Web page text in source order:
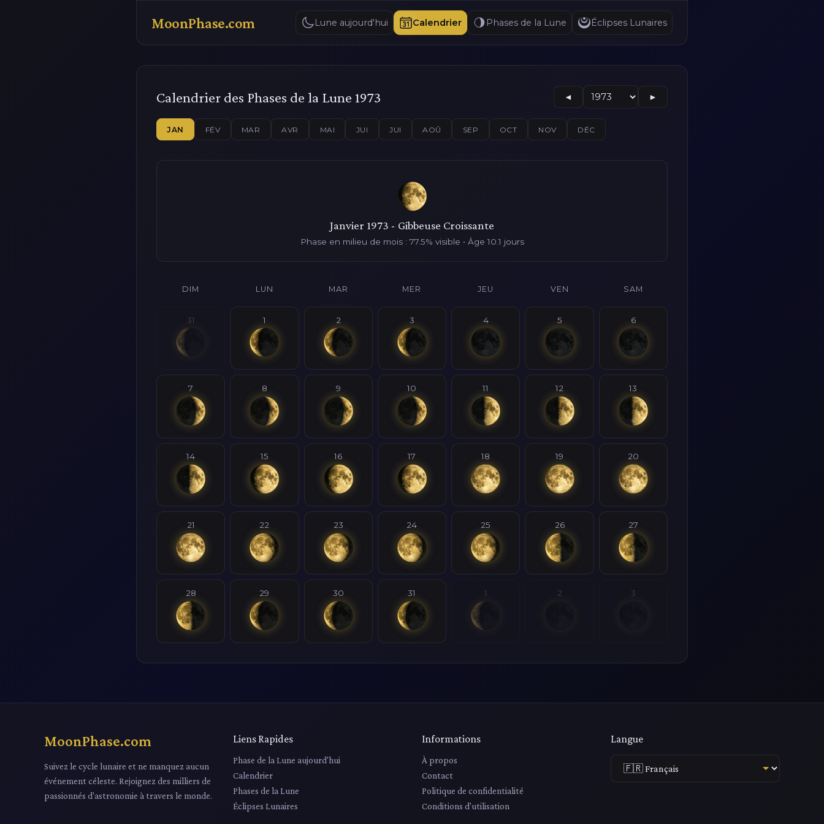
MoonPhase.com Lune aujourd'hui Calendrier Phases de la Lune Éclipses Lunaires
Calendrier des Phases de la Lune 1973 ◄ ►
JAN FÉV MAR AVR MAI JUI JUI AOÛ SEP OCT NOV DÉC
Janvier 1973 - Gibbeuse Croissante
Phase en milieu de mois : 77.5% visible • Âge 10.1 jours
DIM LUN MAR MER JEU VEN SAM
31 1 2 3 4 5 6
7 8 9 10 11 12 13
14 15 16 17 18 19 20
21 22 23 24 25 26 27
28 29 30 31 1 2 3
MoonPhase.com
Suivez le cycle lunaire et ne manquez aucun
événement céleste. Rejoignez des milliers de
passionnés d'astronomie à travers le monde.
Liens Rapides
Phase de la Lune aujourd'hui
Calendrier
Phases de la Lune
Éclipses Lunaires
Informations
À propos
Contact
Politique de confidentialité
Conditions d'utilisation
Langue